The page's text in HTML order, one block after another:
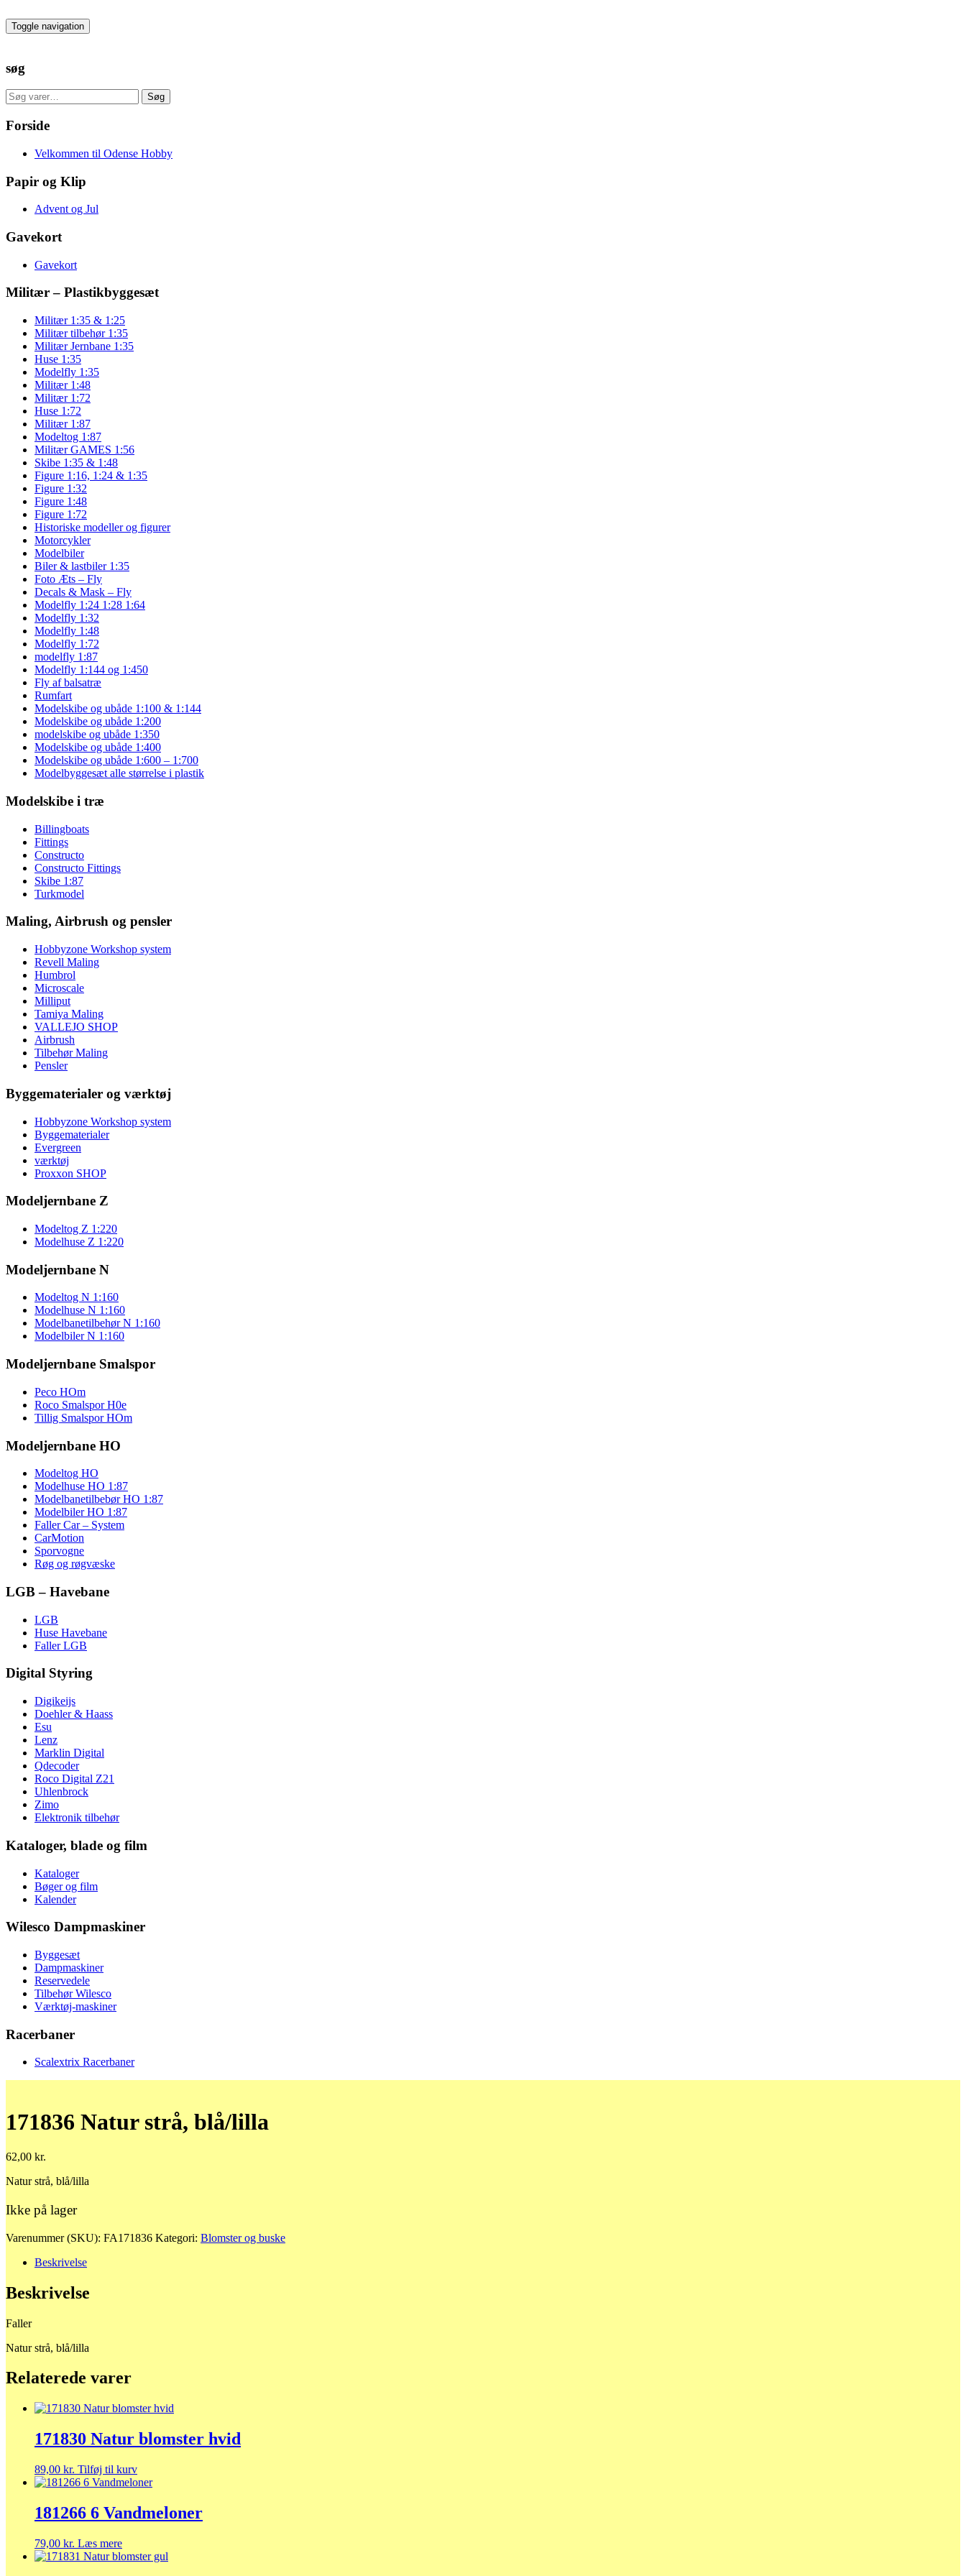
to
the
Toggle navigation
søg
Søg
efter:
Søg
Forside
Velkommen til Odense Hobby
Papir og Klip
Advent og Jul
Gavekort
Gavekort
Militær – Plastikbyggesæt
Militær 1:35 & 1:25
Militær tilbehør 1:35
Militær Jernbane 1:35
Huse 1:35
Modelfly 1:35
Militær 1:48
Militær 1:72
Huse 1:72
Militær 1:87
Modeltog 1:87
Militær GAMES 1:56
Skibe 1:35 & 1:48
Figure 1:16, 1:24 & 1:35
Figure 1:32
Figure 1:48
Figure 1:72
Historiske modeller og figurer
Motorcykler
Modelbiler
Biler & lastbiler 1:35
Foto Æts – Fly
Decals & Mask – Fly
Modelfly 1:24 1:28 1:64
Modelfly 1:32
Modelfly 1:48
Modelfly 1:72
modelfly 1:87
Modelfly 1:144 og 1:450
Fly af balsatræ
Rumfart
Modelskibe og ubåde 1:100 & 1:144
Modelskibe og ubåde 1:200
modelskibe og ubåde 1:350
Modelskibe og ubåde 1:400
Modelskibe og ubåde 1:600 – 1:700
Modelbyggesæt alle størrelse i plastik
Modelskibe i træ
Billingboats
Fittings
Constructo
Constructo Fittings
Skibe 1:87
Turkmodel
Maling, Airbrush og pensler
Hobbyzone Workshop system
Revell Maling
Humbrol
Microscale
Milliput
Tamiya Maling
VALLEJO SHOP
Airbrush
Tilbehør Maling
Pensler
Byggematerialer og værktøj
Hobbyzone Workshop system
Byggematerialer
Evergreen
værktøj
Proxxon SHOP
Modeljernbane Z
Modeltog Z 1:220
Modelhuse Z 1:220
Modeljernbane N
Modeltog N 1:160
Modelhuse N 1:160
Modelbanetilbehør N 1:160
Modelbiler N 1:160
Modeljernbane Smalspor
Peco HOm
Roco Smalspor H0e
Tillig Smalspor HOm
Modeljernbane HO
Modeltog HO
Modelhuse HO 1:87
Modelbanetilbebør HO 1:87
Modelbiler HO 1:87
Faller Car – System
CarMotion
Sporvogne
Røg og røgvæske
LGB – Havebane
LGB
Huse Havebane
Faller LGB
Digital Styring
Digikeijs
Doehler & Haass
Esu
Lenz
Marklin Digital
Qdecoder
Roco Digital Z21
Uhlenbrock
Zimo
Elektronik tilbehør
Kataloger, blade og film
Kataloger
Bøger og film
Kalender
Wilesco Dampmaskiner
Byggesæt
Dampmaskiner
Reservedele
Tilbehør Wilesco
Værktøj-maskiner
Racerbaner
Scalextrix Racerbaner
171836 Natur strå, blå/lilla
62,00 kr.
Natur strå, blå/lilla
Ikke på lager
Varenummer (SKU): FA171836 Kategori: Blomster og buske
Beskrivelse
Beskrivelse
Faller
Natur strå, blå/lilla
Relaterede varer
171830 Natur blomster hvid
89,00 kr. Tilføj til kurv
181266 6 Vandmeloner
79,00 kr. Læs mere